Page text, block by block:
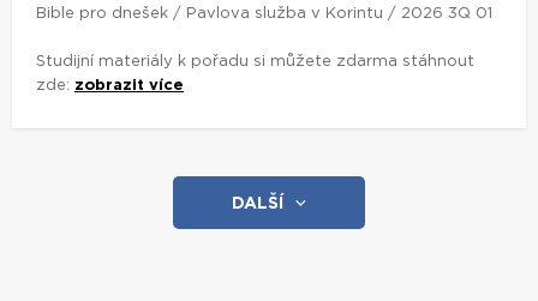
Bible pro dnešek / Pavlova služba v Korintu / 2026 3Q 01
Studijní materiály k pořadu si můžete zdarma stáhnout
zde: zobrazit více
DALŠÍ